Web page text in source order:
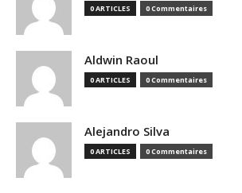
0 ARTICLES 0 Commentaires
Aldwin Raoul
0 ARTICLES 0 Commentaires
Alejandro Silva
0 ARTICLES 0 Commentaires